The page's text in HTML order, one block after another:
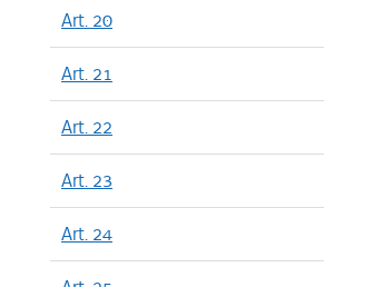
Art. 20
Art. 21
Art. 22
Art. 23
Art. 24